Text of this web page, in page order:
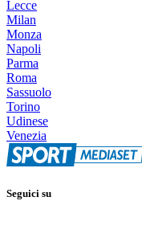
Lecce
Milan
Monza
Napoli
Parma
Roma
Sassuolo
Torino
Udinese
Venezia
Seguici su